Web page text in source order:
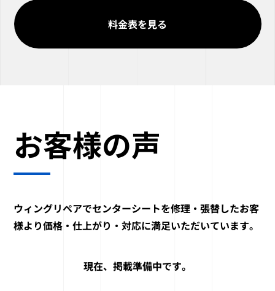
料金表を見る
お客様の声
ウィングリペアでセンターシートを修理・張替したお客
様より価格・仕上がり・対応に満足いただいています。
現在、掲載準備中です。